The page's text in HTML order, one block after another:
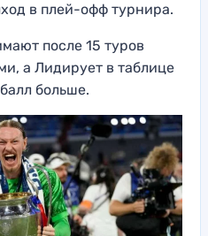
в плей-офф турнира.
после 15 туров
а Лидирует в таблице
больше.